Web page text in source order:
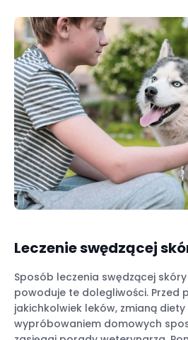
Leczenie swędzącej
Sposób leczenia swędzącej
powoduje te dolegliwości. Przed
jakichkolwiek leków, zmianą
wypróbowaniem domowych